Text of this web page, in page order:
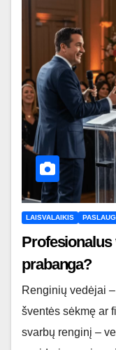
LAISVALAIKIS
Profesionalus
prabanga?
Renginių vedėjai
šventės sėkmę ar
svarbų renginį –